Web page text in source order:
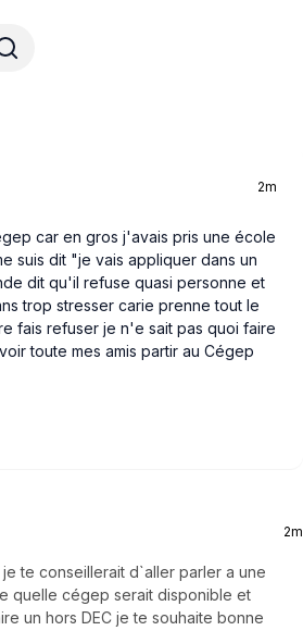
2m
car en gros j'avais pris une école
suis dit "je vais appliquer dans un
dit qu'il refuse quasi personne et
trop stresser carie prenne tout le
fais refuser je n'e sait pas quoi faire
toute mes amis partir au Cégep
2m
te conseillerait d`aller parler a une
quelle cégep serait disponible et
un hors DEC je te souhaite bonne